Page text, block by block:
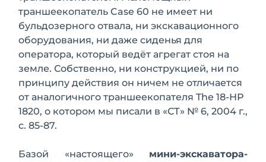
траншеекопатель Case 60 не имеет ни
бульдозерного отвала, ни экскавационного
оборудования, ни даже сиденья для
оператора, который ведёт агрегат стоя на
земле. Собственно, ни конструкцией, ни по
принципу действия он ничем не отли­чается
от аналогичного траншеекопателя The 18-НР
1820, о котором мы писали в «СТ» № 6, 2004 г.,
с. 85-87.
Базой «настоящего» мини-экскавато­ра-